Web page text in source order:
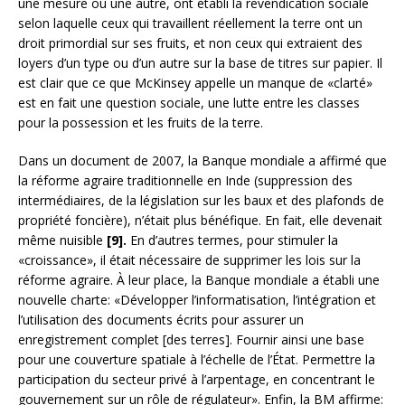
selon laquelle ceux qui travaillent réellement la terre ont un
droit primordial sur ses fruits, et non ceux qui extraient des
loyers d’un type ou d’un autre sur la base de titres sur papier. Il
est clair que ce que McKinsey appelle un manque de «clarté»
est en fait une question sociale, une lutte entre les classes
pour la possession et les fruits de la terre.
Dans un document de 2007, la Banque mondiale a affirmé que
la réforme agraire traditionnelle en Inde (suppression des
intermédiaires, de la législation sur les baux et des plafonds de
propriété foncière), n’était plus bénéfique. En fait, elle devenait
même nuisible [9]. En d’autres termes, pour stimuler la
«croissance», il était nécessaire de supprimer les lois sur la
réforme agraire. À leur place, la Banque mondiale a établi une
nouvelle charte: «Développer l’informatisation, l’intégration et
l’utilisation des documents écrits pour assurer un
enregistrement complet [des terres]. Fournir ainsi une base
pour une couverture spatiale à l’échelle de l’État. Permettre la
participation du secteur privé à l’arpentage, en concentrant le
gouvernement sur un rôle de régulateur». Enfin, la BM affirme: